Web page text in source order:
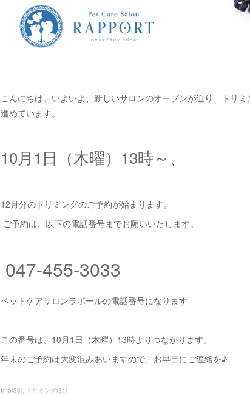
こんにちは。いよいよ、新しいサロンのオープンが迫り、トリ
進めています。
10月1日（木曜）13時～、
12月分のトリミングのご予約が始まります。
ご予約は、以下の電話番号までお願いいたします。
047-455-3033
ペットケアサロンラポールの電話番号になります
この番号は、10月1日（木曜）13時よりつながります。
年末のご予約は大変混みあいますので、お早目にご連絡を♪
Info(33) トリミング(31)